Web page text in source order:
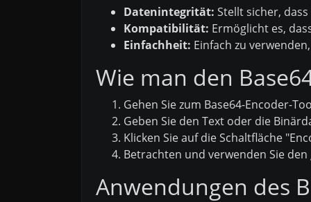
Datenintegrität: Stellt sicher,
Kompatibilität: Ermöglicht es,
Einfachheit: Einfach zu
Wie man den
Gehen Sie zum Base64-Encoder-
Geben Sie den Text oder die
Klicken Sie auf die Schaltfläche
Betrachten und verwenden Sie
Anwendungen des